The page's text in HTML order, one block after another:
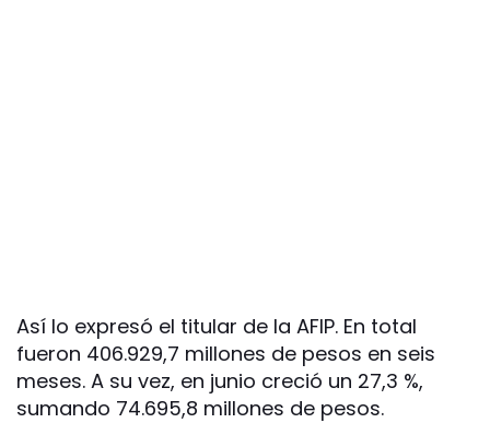
Así lo expresó el titular de la AFIP. En total
fueron 406.929,7 millones de pesos en seis
meses. A su vez, en junio creció un 27,3 %,
sumando 74.695,8 millones de pesos.